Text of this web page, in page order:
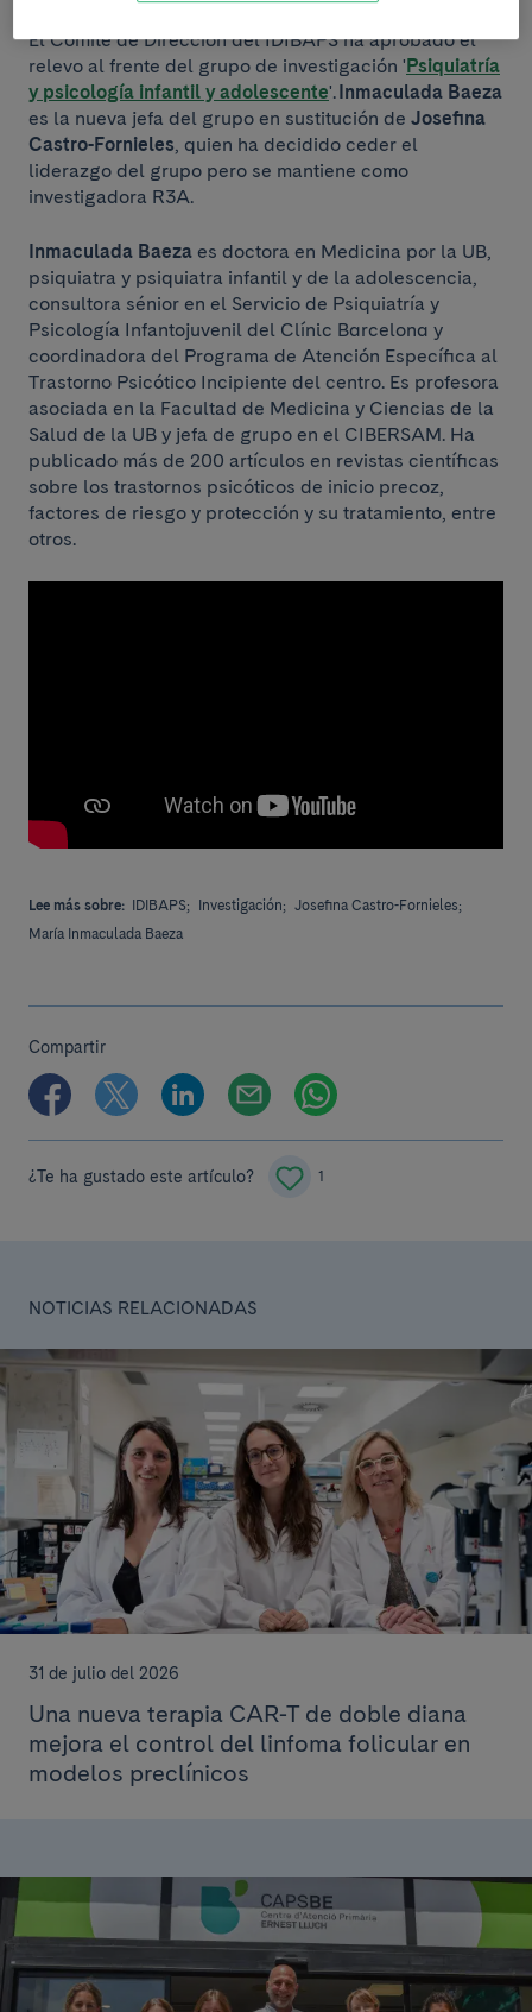
El Comité de Dirección del IDIBAPS ha aprobado el
relevo al frente del grupo de investigación 'Psiquiatría
y psicología infantil y adolescente'.Inmaculada Baeza
es la nueva jefa del grupo en sustitución de Josefina
Castro-Fornieles, quien ha decidido ceder el
liderazgo del grupo pero se mantiene como
investigadora R3A.
Inmaculada Baeza es doctora en Medicina por la UB,
psiquiatra y psiquiatra infantil y de la adolescencia,
consultora sénior en el Servicio de Psiquiatría y
Psicología Infantojuvenil del Clínic Barcelona y
coordinadora del Programa de Atención Específica al
Trastorno Psicótico Incipiente del centro. Es profesora
asociada en la Facultad de Medicina y Ciencias de la
Salud de la UB y jefa de grupo en el CIBERSAM. Ha
publicado más de 200 artículos en revistas científicas
sobre los trastornos psicóticos de inicio precoz,
factores de riesgo y protección y su tratamiento, entre
otros.
Lee más sobre: IDIBAPS; Investigación; Josefina Castro-Fornieles;
María Inmaculada Baeza
Compartir
¿Te ha gustado este artículo? 1
NOTICIAS RELACIONADAS
31 de julio del 2026
Una nueva terapia CAR-T de doble diana
mejora el control del linfoma folicular en
modelos preclínicos